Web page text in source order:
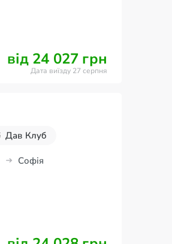
від 24 027 грн
Дата виїзду 27 серпня
Дав Клуб
Софія